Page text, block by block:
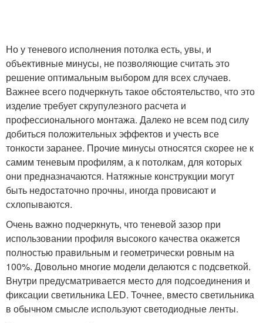
Но у теневого исполнения потолка есть, увы, и
объективные минусы, не позволяющие считать это
решение оптимальным выбором для всех случаев.
Важнее всего подчеркнуть такое обстоятельство, что это
изделие требует скрупулезного расчета и
профессионального монтажа. Далеко не всем под силу
добиться положительных эффектов и учесть все
тонкости заранее. Прочие минусы относятся скорее не к
самим теневым профилям, а к потолкам, для которых
они предназначаются. Натяжные конструкции могут
быть недостаточно прочны, иногда провисают и
схлопываются.
Очень важно подчеркнуть, что теневой зазор при
использовании профиля высокого качества окажется
полностью правильным и геометрически ровным на
100%. Довольно многие модели делаются с подсветкой.
Внутри предусматривается место для подсоединения и
фиксации светильника LED. Точнее, вместо светильника
в обычном смысле используют светодиодные ленты.